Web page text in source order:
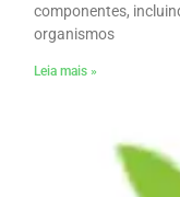
componentes,
organismos
Leia mais »